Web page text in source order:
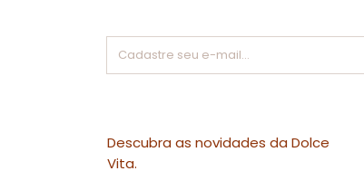
Descubra as novidades da Dolce
Vita.